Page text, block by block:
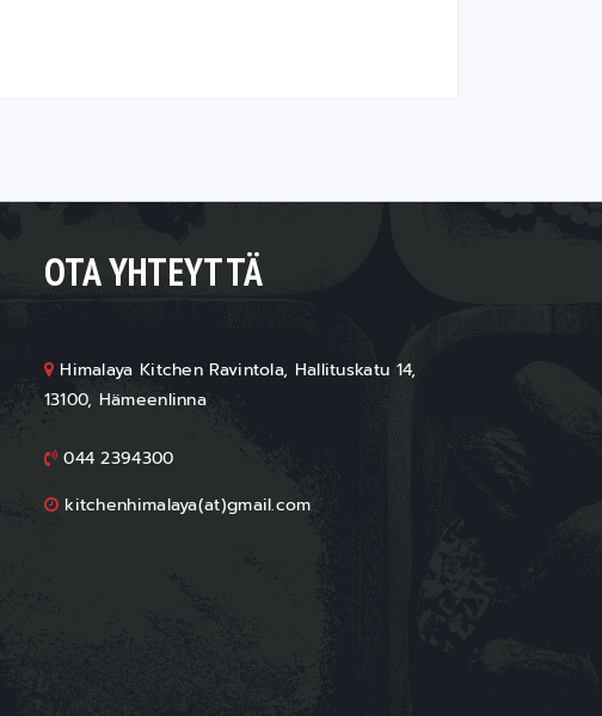
OTA YHTEYTTÄ
Himalaya Kitchen Ravintola, Hallituskatu 14,
13100, Hämeenlinna
044 2394300
kitchenhimalaya(at)gmail.com